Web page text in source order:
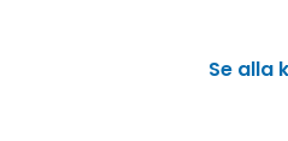
Se alla